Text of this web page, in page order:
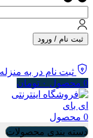
ثبت نام / ورود
ثبت نام در به
0 محصول ۰ تومان
0 محصول
دسته بندی محصولات